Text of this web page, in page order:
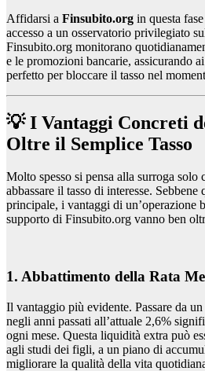
Affidarsi a Finsubito.org in questa
accesso a un osservatorio privilegiato
Finsubito.org monitorano
e le promozioni bancarie, assicurando
perfetto per bloccare il tasso nel
💡 I Vantaggi Concreti
Oltre il Semplice Tasso
Molto spesso si pensa alla surroga solo
abbassare il tasso di interesse. Sebbene
principale, i vantaggi di un’operazione
supporto di Finsubito.org vanno ben
1. Abbattimento della Rata
Il vantaggio più evidente. Passare da
negli anni passati all’attuale 2,6%
ogni mese. Questa liquidità extra può
agli studi dei figli, a un piano di
migliorare la qualità della vita